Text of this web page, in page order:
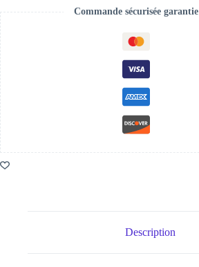
Commande sécurisée garantie
Description